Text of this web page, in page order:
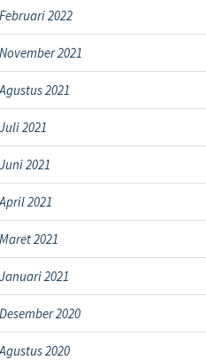
Februari 2022
November 2021
2021
Juli 2021
Juni 2021
2021
Maret 2021
Januari 2021
Desember 2020
2020